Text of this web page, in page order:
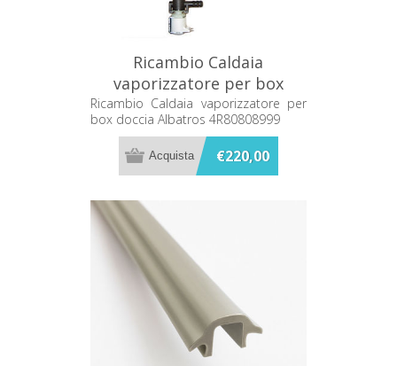
Ricambio Caldaia
vaporizzatore per box
doccia Albatros 4R80808999
Ricambio Caldaia vaporizzatore per
box doccia Albatros 4R80808999
€220,00